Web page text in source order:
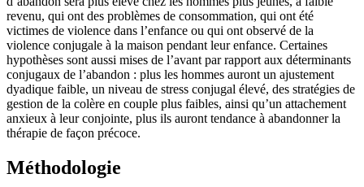
revenu, qui ont des problèmes de consommation, qui ont été
victimes de violence dans l’enfance ou qui ont observé de la
violence conjugale à la maison pendant leur enfance. Certaines
hypothèses sont aussi mises de l’avant par rapport aux déterminants
conjugaux de l’abandon : plus les hommes auront un ajustement
dyadique faible, un niveau de stress conjugal élevé, des stratégies de
gestion de la colère en couple plus faibles, ainsi qu’un attachement
anxieux à leur conjointe, plus ils auront tendance à abandonner la
thérapie de façon précoce.
Méthodologie